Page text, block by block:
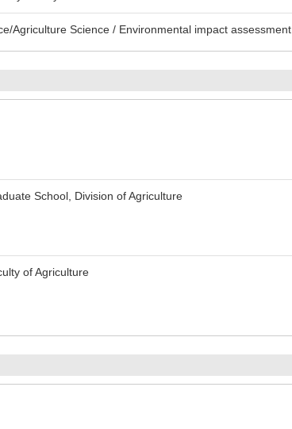
Agriculture Science / Environmental impact assessment
School, Division of Agriculture
of Agriculture